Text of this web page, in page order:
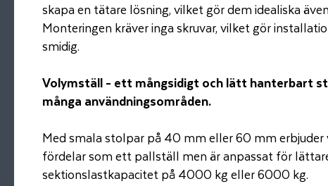
skapa en tätare lösning, vilket gör dem idealiska
Monteringen kräver inga skruvar, vilket gör
smidig.
Volymställ - ett mångsidigt och lätt hanterbart
många användningsområden.
Med smala stolpar på 40 mm eller 60 mm
fördelar som ett pallställ men är anpassat för
sektionslastkapacitet på 4000 kg eller 6000 kg.